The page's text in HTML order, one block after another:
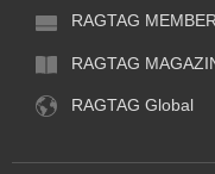
RAGTAG
RAGTAG
RAGTAG Global